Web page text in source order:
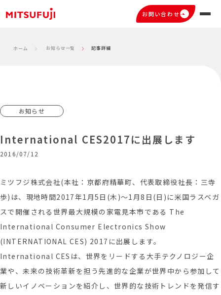
お問い合わせ
ホーム お知らせ一覧 記事詳細
お知らせ
International CES2017に出展します
2016/07/12
ミツフジ株式会社(本社：京都府精華町、代表取締役社長：三寺
歩)は、現地時間2017年1月5日(木)～1月8日(日)に米国ラスベガ
スで開催される世界最大規模の家電見本市である The
International Consumer Electronics Show
(INTERNATIONAL CES) 2017に出展します。
International CESは、世界をリードする大手テクノロジー企
業や、未来の技術革新を担う先進的な企業が世界中から参加して
新しいイノベーションを紹介し、世界的な技術トレンドを発信す